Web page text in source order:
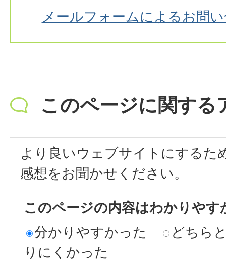
メールフォームによるお問
このページに関する
より良いウェブサイトにするた
感想をお聞かせください。
このページの内容はわかりやす
分かりやすかった
どちら
りにくかった